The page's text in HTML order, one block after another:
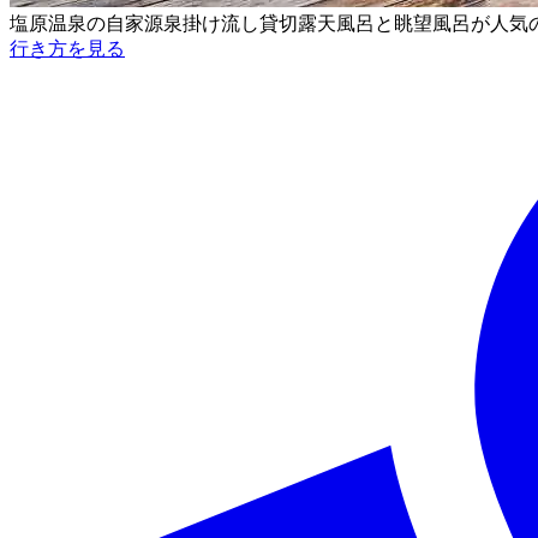
塩原温泉の自家源泉掛け流し貸切露天風呂と眺望風呂が人気
行き方を見る